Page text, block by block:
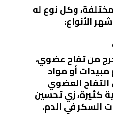
وكل نوع له
الأنواع:
من تفاح عضوي،
أو مواد
التفاح العضوي
كثيرة، زي تحسين
السكر في الدم.